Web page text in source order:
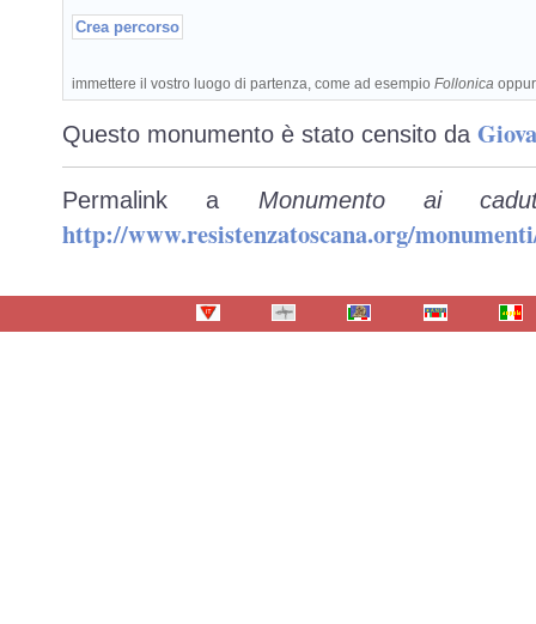
immettere il vostro luogo di partenza, come ad esempio Follonica
Questo monumento è stato censito da
Permalink a Monumento ai
http://www.resistenzatoscana.org/